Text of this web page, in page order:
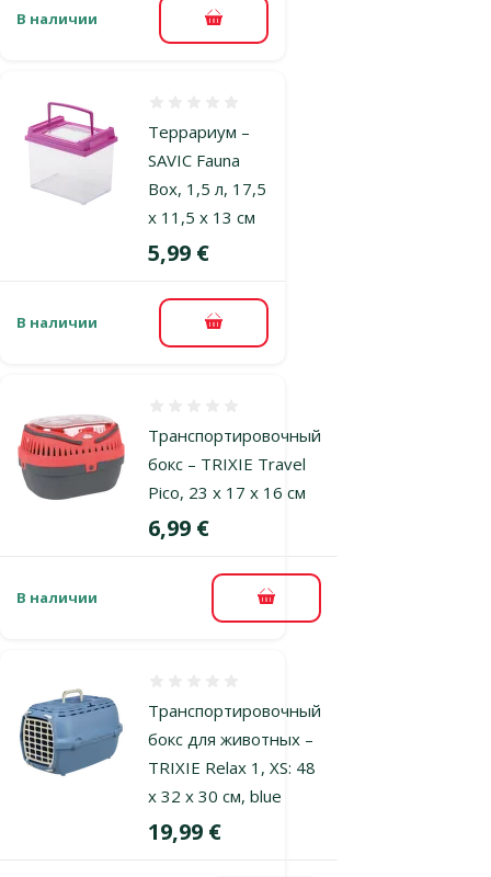
В наличии В корзину
Террариум –
SAVIC Fauna
Box, 1,5 л, 17,5
x 11,5 x 13 см
Цена
5,99 €
В наличии В корзину
Транспортировочный
бокс – TRIXIE Travel
Pico, 23 x 17 x 16 см
Цена
6,99 €
В наличии В корзину
Транспортировочный
бокс для животных –
TRIXIE Relax 1, XS: 48
x 32 x 30 см, blue
Цена
19,99 €